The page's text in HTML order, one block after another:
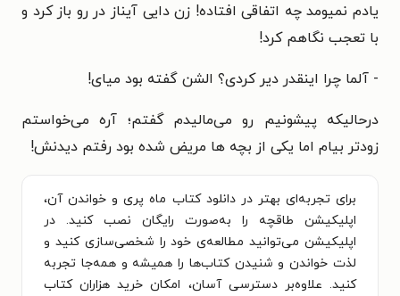
یادم نمیومد چه اتفاقی افتاده! زن دایی آیناز در رو باز کرد و
با تعجب نگاهم کرد!
- آلما چرا اینقدر دیر کردی؟ الشن گفته بود میای!
درحالیکه پیشونیم رو می‌مالیدم گفتم؛ آره می‌خواستم
زودتر بیام اما یکی از بچه ها مریض شده بود رفتم دیدنش!
برای تجربه‌ای بهتر در دانلود کتاب ماه پری و خواندن آن،
اپلیکیشن طاقچه را به‌صورت رایگان نصب کنید. در
اپلیکیشن می‌توانید مطالعه‌ی خود را شخصی‌سازی کنید و
لذت خواندن و شنیدن کتاب‌ها را همیشه و همه‌جا تجربه
کنید. علاوه‌بر دسترسی آسان، امکان خرید هزاران کتاب